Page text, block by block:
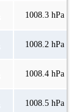
1008.3 hPa
1008.2 hPa
1008.4 hPa
1008.5 hPa